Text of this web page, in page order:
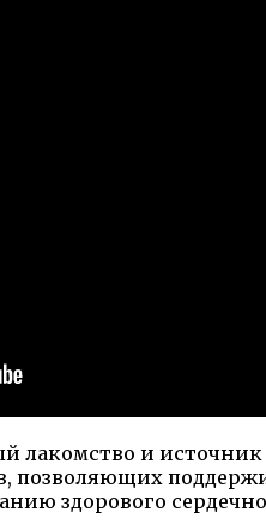
лакомство и
позволяющих
здорового